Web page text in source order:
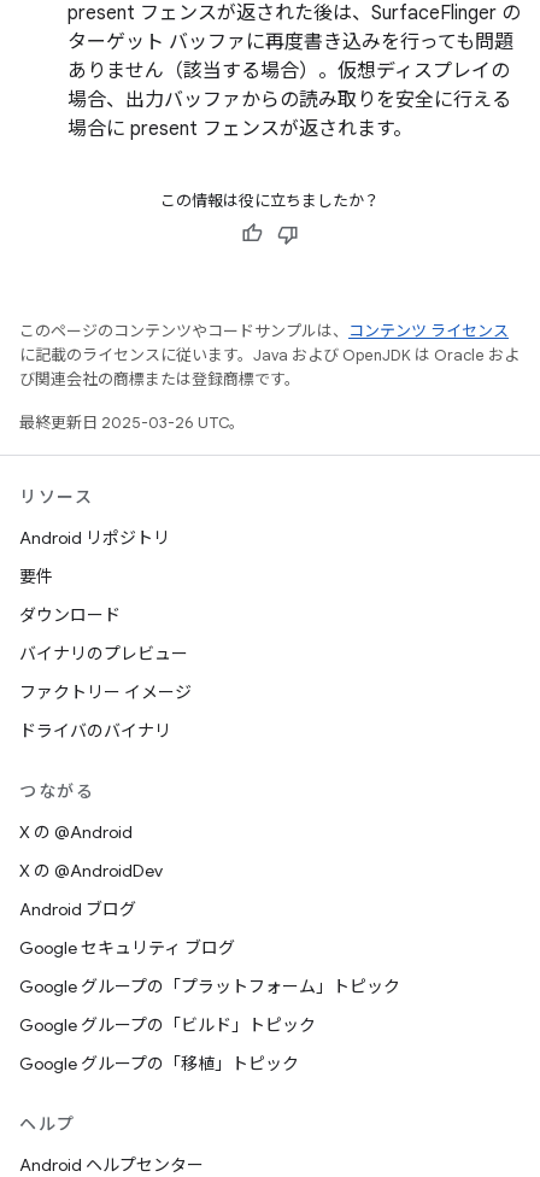
present フェンスが返された後は、SurfaceFlinger の
ターゲット バッファに再度書き込みを行っても問題
ありません（該当する場合）。仮想ディスプレイの
場合、出力バッファからの読み取りを安全に行える
場合に present フェンスが返されます。
この情報は役に立ちましたか？
このページのコンテンツやコードサンプルは、
コンテンツ ライセンス
に記載のライセンスに従います。Java および OpenJDK は Oracle およ
び関連会社の商標または登録商標です。
最終更新日 2025-03-26 UTC。
リソース
Android リポジトリ
要件
ダウンロード
バイナリのプレビュー
ファクトリー イメージ
ドライバのバイナリ
つながる
X の @Android
X の @AndroidDev
Android ブログ
Google セキュリティ ブログ
Google グループの「プラットフォーム」トピック
Google グループの「ビルド」トピック
Google グループの「移植」トピック
ヘルプ
Android ヘルプセンター